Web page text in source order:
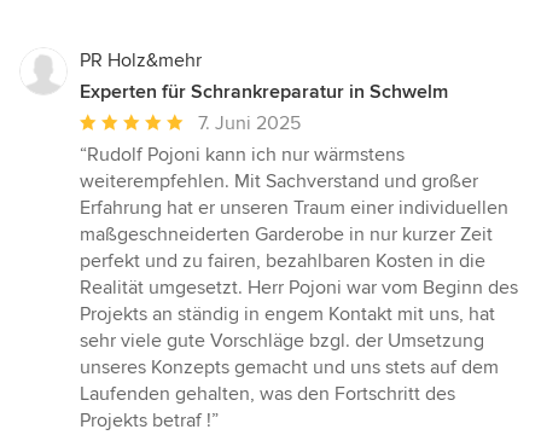
PR Holz&mehr
Experten für Schrankreparatur in Schwelm
Durchschnittliche
Bewertung:
5
von
5
Sternen
7. Juni 2025
“Rudolf Pojoni kann ich nur wärmstens
weiterempfehlen. Mit Sachverstand und großer
Erfahrung hat er unseren Traum einer individuellen
maßgeschneiderten Garderobe in nur kurzer Zeit
perfekt und zu fairen, bezahlbaren Kosten in die
Realität umgesetzt. Herr Pojoni war vom Beginn des
Projekts an ständig in engem Kontakt mit uns, hat
sehr viele gute Vorschläge bzgl. der Umsetzung
unseres Konzepts gemacht und uns stets auf dem
Laufenden gehalten, was den Fortschritt des
Projekts betraf !”